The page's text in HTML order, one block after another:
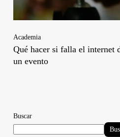
Academia
Qué hacer si falla el internet
un evento
Buscar